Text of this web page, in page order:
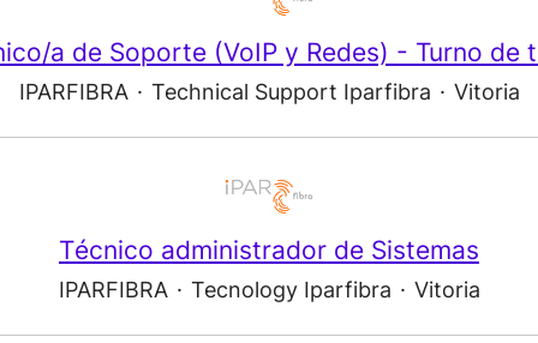
a de Soporte (VoIP y Redes) - Turno de
IPARFIBRA · Technical Support Iparfibra · Vitoria
Técnico administrador de Sistemas
IPARFIBRA · Tecnology Iparfibra · Vitoria